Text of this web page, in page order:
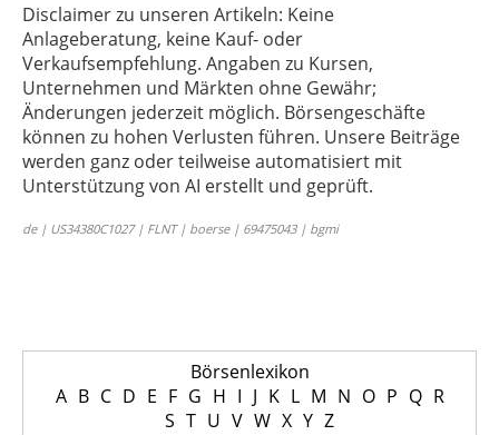
Disclaimer zu unseren Artikeln: Keine
Anlageberatung, keine Kauf- oder
Verkaufsempfehlung. Angaben zu Kursen,
Unternehmen und Märkten ohne Gewähr;
Änderungen jederzeit möglich. Börsengeschäfte
können zu hohen Verlusten führen. Unsere Beiträge
werden ganz oder teilweise automatisiert mit
Unterstützung von AI erstellt und geprüft.
de | US34380C1027 | FLNT | boerse | 69475043 | bgmi
Börsenlexikon
A B C D E F G H I J K L M N O P Q R
S T U V W X Y Z